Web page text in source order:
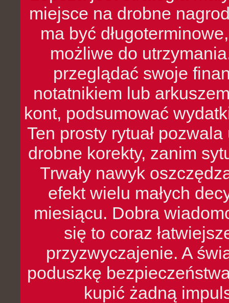
miejsce na drobne
ma być
możliwe do
przeglądać swoje
notatnikiem lub
kont, podsumować
Ten prosty rytuał
drobne korekty, zanim
Trwały nawyk
efekt wielu małych
miesiącu. Dobra
się to coraz
przyzwyczajenie. A
poduszkę
kupić żadną